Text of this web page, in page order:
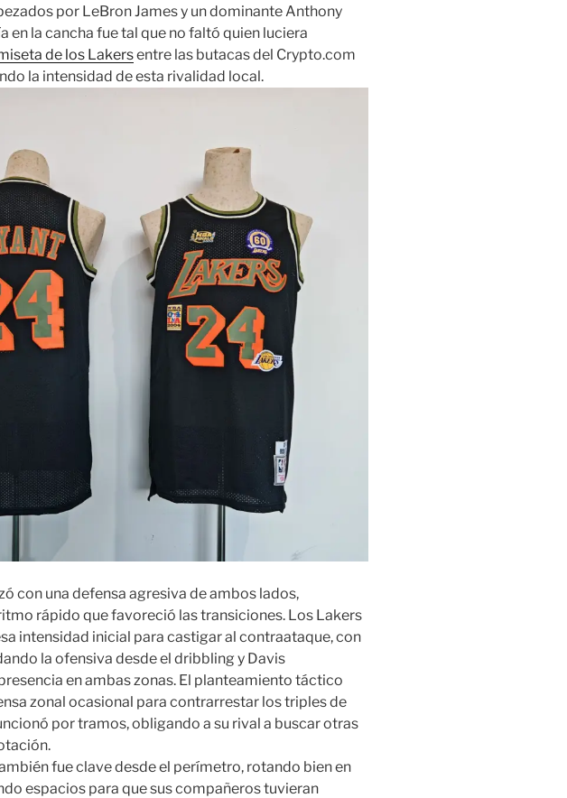
por LeBron James y un dominante Anthony
en la cancha fue tal que no faltó quien luciera
de los Lakersentre las butacas del Crypto.com
la intensidad de esta rivalidad local.
con una defensa agresiva de ambos lados,
rápido que favoreció las transiciones. Los Lakers
intensidad inicial para castigar al contraataque, con
la ofensiva desde el dribbling y Davis
en ambas zonas. El planteamiento táctico
zonal ocasional para contrarrestar los triples de
por tramos, obligando a su rival a buscar otras
fue clave desde el perímetro, rotando bien en
espacios para que sus compañeros tuvieran